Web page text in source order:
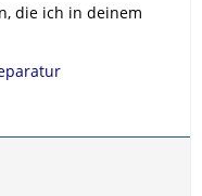
die ich in deinem